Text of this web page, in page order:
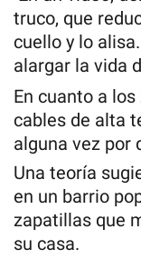
truco, que
cuello y lo
alargar la vida
En cuanto a
cables de alta
alguna vez por
Una teoría
en un barrio
zapatillas que
su casa.